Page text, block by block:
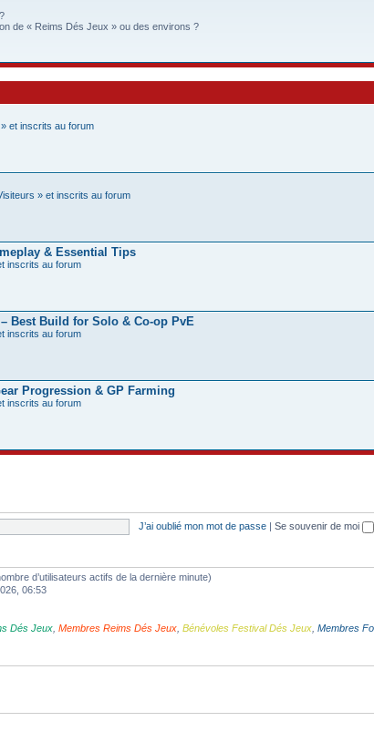
de « Reims Dés Jeux » ou des environs ?
et inscrits au forum
» et inscrits au forum
& Essential Tips
inscrits au forum
Best Build for Solo & Co-op PvE
inscrits au forum
Progression & GP Farming
inscrits au forum
J’ai oublié mon mot de passe | Se souvenir de moi
d’utilisateurs actifs de la dernière minute)
06:53
Dés Jeux Membres Reims Dés Jeux Bénévoles Festival Dés Jeux Membres